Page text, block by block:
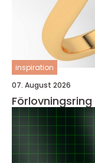
inspiration
07. August 2026